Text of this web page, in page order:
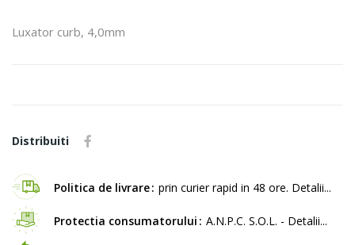
Luxator curb, 4,0mm
Distribuiti
Politica de livrare prin curier rapid in 48 ore. Detalii...
Protectia consumatorului A.N.P.C. S.O.L. - Detalii...